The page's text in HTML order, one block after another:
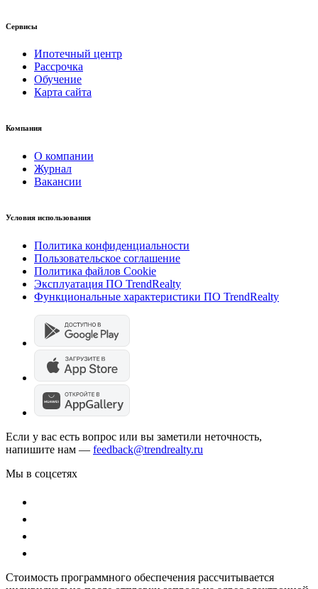
Сервисы
Ипотечный центр
Рассрочка
Обучение
Карта сайта
Компания
О компании
Журнал
Вакансии
Условия использования
Политика конфиденциальности
Пользовательское соглашение
Политика файлов Cookie
Эксплуатация ПО TrendRealty
Функциональные характеристики ПО TrendRealty
Если у вас есть вопрос или вы заметили неточность,
напишите нам — feedback@trendrealty.ru
Мы в соцсетях
Стоимость программного обеспечения рассчитывается